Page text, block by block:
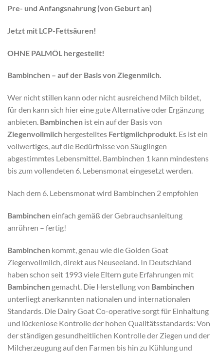
Pre- und Anfangsnahrung (von Geburt an)
Jetzt mit LCP-Fettsäuren!
OHNE PALMÖL hergestellt!
Bambinchen – auf der Basis von Ziegenmilch.
Wer nicht stillen kann oder nicht ausreichend Milch bildet,
für den kann sich hier eine gute Alternative oder Ergänzung
anbieten. Bambinchen ist ein auf der Basis von
Ziegenvollmilch hergestelltes Fertigmilchprodukt. Es ist ein
vollwertiges, auf die Bedürfnisse von Säuglingen
abgestimmtes Lebensmittel. Bambinchen 1 kann mindestens
bis zum vollendeten 6. Lebensmonat eingesetzt werden.
Nach dem 6. Lebensmonat wird Bambinchen 2 empfohlen
Bambincheneinfach gemäß der Gebrauchsanleitung
anrühren – fertig!
Bambinchen kommt, genau wie die Golden Goat
Ziegenvollmilch, direkt aus Neuseeland. In Deutschland
haben schon seit 1993 viele Eltern gute Erfahrungen mit
Bambinchen gemacht. Die Herstellung von Bambinchen
unterliegt anerkannten nationalen und internationalen
Standards. Die Dairy Goat Co-operative sorgt für Einhaltung
und lückenlose Kontrolle der hohen Qualitätsstandards: Von
der ständigen gesundheitlichen Kontrolle der Ziegen und der
Milcherzeugung auf den Farmen bis hin zu Kühlung und